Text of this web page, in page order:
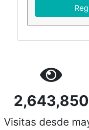
2,643,850
Visitas desde